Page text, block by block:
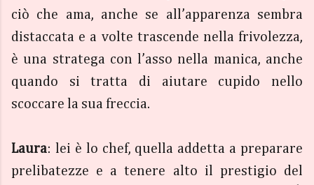
ciò che ama, anche se all’apparenza sembra
distaccata e a volte trascende nella frivolezza,
è una stratega con l’asso nella manica, anche
quando si tratta di aiutare cupido nello
scoccare la sua freccia.
Laura: lei è lo chef, quella addetta a preparare
prelibatezze e a tenere alto il prestigio del